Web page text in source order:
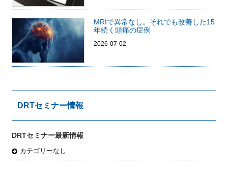
MRIで異常なし。それでも改善した15
年続く頭痛の症例
2026-07-02
DRTセミナー情報
DRTセミナー最新情報
カテゴリーなし